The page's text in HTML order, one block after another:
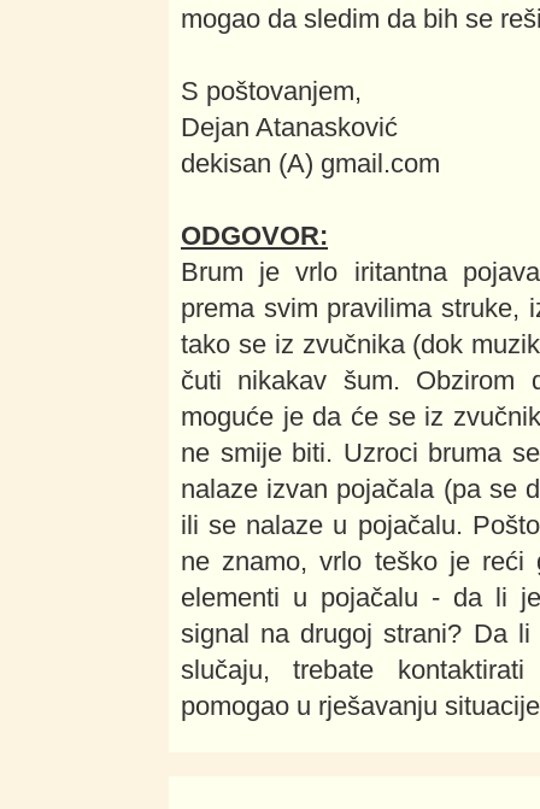
mogao da sledim da bih se
S poštovanjem,
Dejan Atanasković
dekisan (A) gmail.com
ODGOVOR:
Brum je vrlo iritantna
prema svim pravilima struke,
tako se iz zvučnika (dok
čuti nikakav šum. Obzirom
moguće je da će se iz
ne smije biti. Uzroci bruma
nalaze izvan pojačala (pa se
ili se nalaze u pojačalu.
ne znamo, vrlo teško je reći
elementi u pojačalu - da li
signal na drugoj strani? Da
slučaju, trebate
pomogao u rješavanju